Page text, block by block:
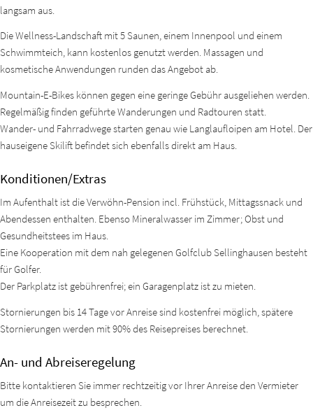
langsam aus.
Die Wellness-Landschaft mit 5 Saunen, einem Innenpool und einem
Schwimmteich, kann kostenlos genutzt werden. Massagen und
kosmetische Anwendungen runden das Angebot ab.
Mountain-E-Bikes können gegen eine geringe Gebühr ausgeliehen werden.
Regelmäßig finden geführte Wanderungen und Radtouren statt.
Wander- und Fahrradwege starten genau wie Langlaufloipen am Hotel. Der
hauseigene Skilift befindet sich ebenfalls direkt am Haus.
Konditionen/Extras
Im Aufenthalt ist die Verwöhn-Pension incl. Frühstück, Mittagssnack und
Abendessen enthalten. Ebenso Mineralwasser im Zimmer; Obst und
Gesundheitstees im Haus.
Eine Kooperation mit dem nah gelegenen Golfclub Sellinghausen besteht
für Golfer.
Der Parkplatz ist gebührenfrei; ein Garagenplatz ist zu mieten.
Stornierungen bis 14 Tage vor Anreise sind kostenfrei möglich, spätere
Stornierungen werden mit 90% des Reisepreises berechnet.
An- und Abreiseregelung
Bitte kontaktieren Sie immer rechtzeitig vor Ihrer Anreise den Vermieter
um die Anreisezeit zu besprechen.